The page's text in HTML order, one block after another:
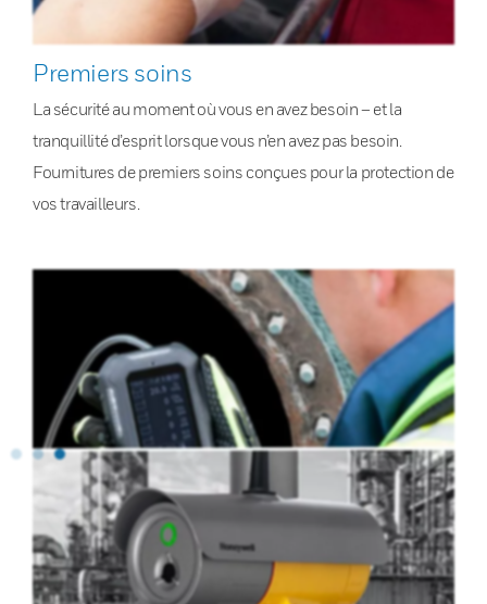
Premiers soins
La sécurité au moment où vous en avez besoin – et la
tranquillité d’esprit lorsque vous n’en avez pas besoin.
Fournitures de premiers soins conçues pour la protection de
vos travailleurs.